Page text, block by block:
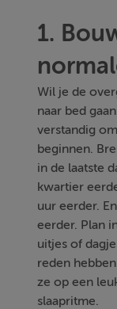
1.
Wil je de
naar bed
verstandig
beginnen.
in de laatste
kwartier
uur eerder.
eerder. Plan
uitjes of
reden
ze op een
slaapritme.